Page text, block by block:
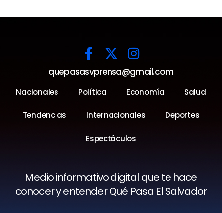
quepasasvprensa@gmail.com
Nacionales Política Economía Salud
Tendencias Internacionales Deportes
Espectáculos
Medio informativo digital que te hace
conocer y entender Qué Pasa El Salvador